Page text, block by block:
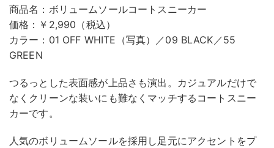
商品名：ボリュームソールコートスニーカー
価格：￥2,990（税込）
カラー：01 OFF WHITE（写真）／09 BLACK／55
GREEN
つるっとした表面感が上品さも演出。カジュアルだけで
なくクリーンな装いにも難なくマッチするコートスニー
カーです。
人気のボリュームソールを採用し足元にアクセントをプ